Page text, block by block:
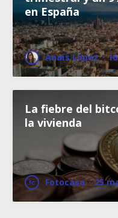
en España
Anaïs López ·
La fiebre del
la vivienda
Fotocasa · 25